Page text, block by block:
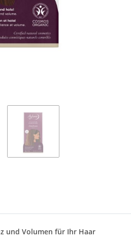
und Volumen für Ihr Haar